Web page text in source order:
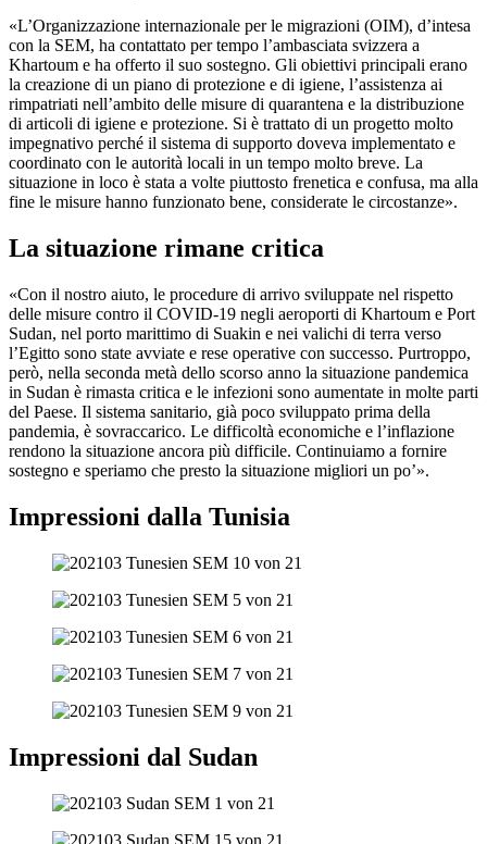
«L’Organizzazione internazionale per le migrazioni (OIM), d’intesa
con la SEM, ha contattato per tempo l’ambasciata svizzera a
Khartoum e ha offerto il suo sostegno. Gli obiettivi principali erano
la creazione di un piano di protezione e di igiene, l’assistenza ai
rimpatriati nell’ambito delle misure di quarantena e la distribuzione
di articoli di igiene e protezione. Si è trattato di un progetto molto
impegnativo perché il sistema di supporto doveva implementato e
coordinato con le autorità locali in un tempo molto breve. La
situazione in loco è stata a volte piuttosto frenetica e confusa, ma alla
fine le misure hanno funzionato bene, considerate le circostanze».
La situazione rimane critica
«Con il nostro aiuto, le procedure di arrivo sviluppate nel rispetto
delle misure contro il COVID-19 negli aeroporti di Khartoum e Port
Sudan, nel porto marittimo di Suakin e nei valichi di terra verso
l’Egitto sono state avviate e rese operative con successo. Purtroppo,
però, nella seconda metà dello scorso anno la situazione pandemica
in Sudan è rimasta critica e le infezioni sono aumentate in molte parti
del Paese. Il sistema sanitario, già poco sviluppato prima della
pandemia, è sovraccarico. Le difficoltà economiche e l’inflazione
rendono la situazione ancora più difficile. Continuiamo a fornire
sostegno e speriamo che presto la situazione migliori un po’».
Impressioni dalla Tunisia
Impressioni dal Sudan